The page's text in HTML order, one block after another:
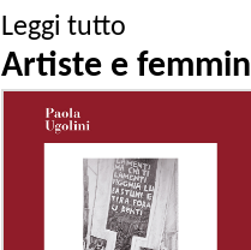
Leggi tutto
Artiste e